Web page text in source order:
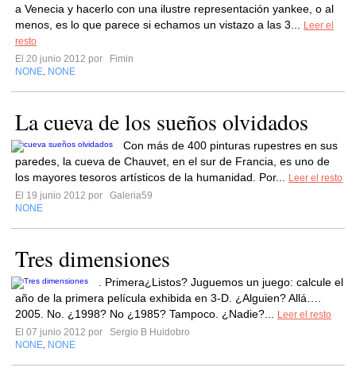
a Venecia y hacerlo con una ilustre representación yankee, o al
menos, es lo que parece si echamos un vistazo a las 3...
Leer el
resto
El 20 junio 2012 por
Fimin
NONE NONE
La cueva de los sueños olvidados
Con más de 400 pinturas rupestres en sus
paredes, la cueva de Chauvet, en el sur de Francia, es uno de
los mayores tesoros artísticos de la humanidad. Por...
Leer el resto
El 19 junio 2012 por
Galeria59
NONE
Tres dimensiones
. Primera¿Listos? Juguemos un juego: calcule el
año de la primera película exhibida en 3-D. ¿Alguien? Allá….
2005. No. ¿1998? No ¿1985? Tampoco. ¿Nadie?...
Leer el resto
El 07 junio 2012 por
Sergio B Huidobro
NONE NONE